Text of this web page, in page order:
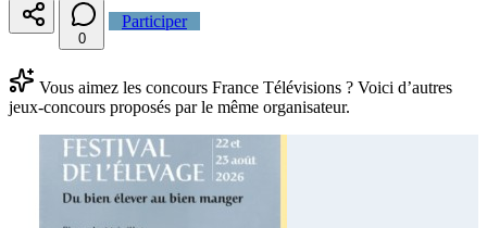
0
Participer
Vous aimez les concours France Télévisions ? Voici d’autres
jeux-concours proposés par le même organisateur.